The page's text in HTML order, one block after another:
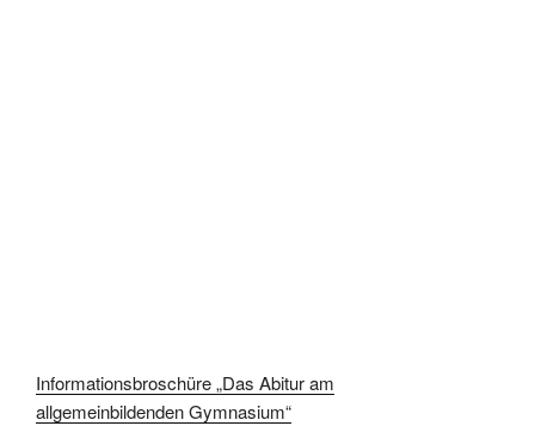
Informationsbroschüre „Das Abitur am
allgemeinbildenden Gymnasium“